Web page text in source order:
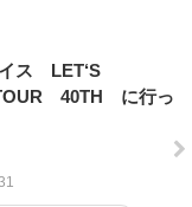
イス LET‘S
40TH に行っ